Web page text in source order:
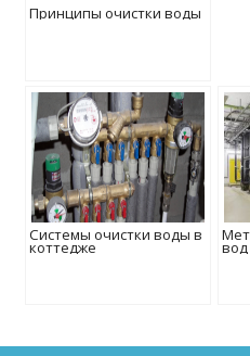
Принципы очистки воды
Системы очистки воды в
коттедже